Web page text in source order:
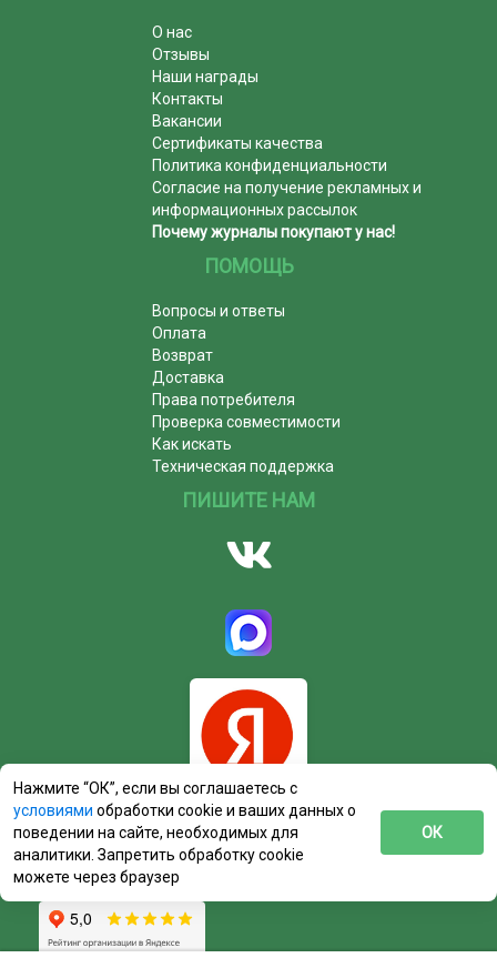
О нас
Отзывы
Наши награды
Контакты
Вакансии
Сертификаты качества
Политика конфиденциальности
Согласие на получение рекламных и
информационных рассылок
Почему журналы покупают у нас!
ПОМОЩЬ
Вопросы и ответы
Оплата
Возврат
Доставка
Права потребителя
Проверка совместимости
Как искать
Техническая поддержка
ПИШИТЕ НАМ
Нажмите “ОК”, если вы соглашаетесь с
условиями обработки cookie и ваших данных о
поведении на сайте, необходимых для
аналитики. Запретить обработку cookie
можете через браузер
ОК